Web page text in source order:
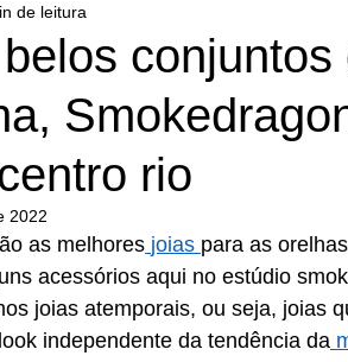
rio
de leitura
2022
as melhores joias para as
acessórios aqui no estúdio
joias atemporais, ou seja, joias
independente da tendência da